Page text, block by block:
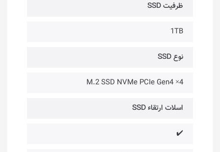
ظرفیت SSD
1TB
نوع SSD
M.2 SSD NVMe PCIe Gen4 ×4
اسلات ارتقاء SSD
✔️